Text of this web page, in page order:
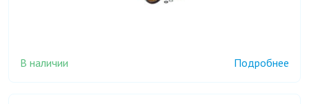
В наличии Подробнее